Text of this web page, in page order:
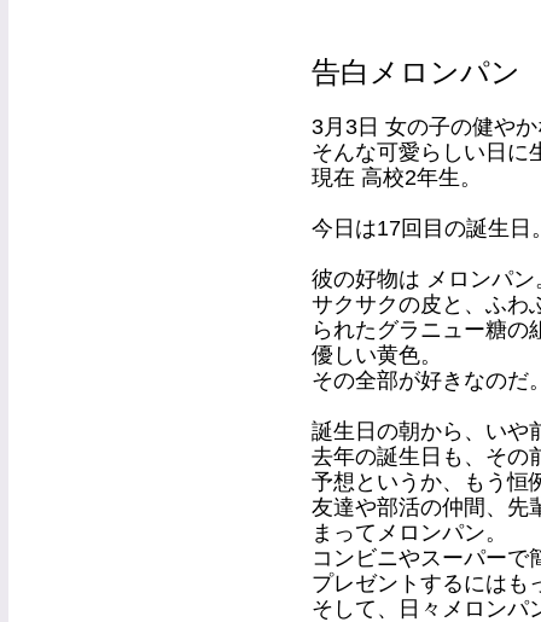
告白メロンパン
3月3日 女の子の健や
そんな可愛らしい日に
現在 高校2年生。
今日は17回目の誕生日
彼の好物は メロンパ
サクサクの皮と、ふわ
られたグラニュー糖の
優しい黄色。
その全部が好きなのだ
誕生日の朝から、いや
去年の誕生日も、その
予想というか、もう恒
友達や部活の仲間、先
まってメロンパン。
コンビニやスーパーで
プレゼントするにはも
そして、日々メロンパ